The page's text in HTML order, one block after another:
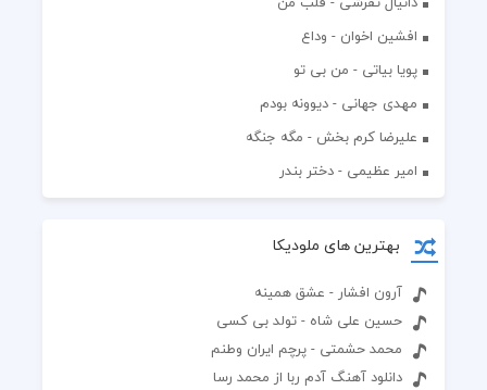
افشين اخوان - وداع
پویا بیاتی - من بی تو
مهدی جهانی - دیوونه بودم
علیرضا کرم بخش - مگه جنگه
امیر عظیمی - دختر بندر
بهترین های ملودیکا
آرون افشار - عشق همینه
حسین علی شاه - تولد بی کسی
محمد حشمتی - پرچم ایران وطنم
دانلود آهنگ آدم ربا از محمد رسا